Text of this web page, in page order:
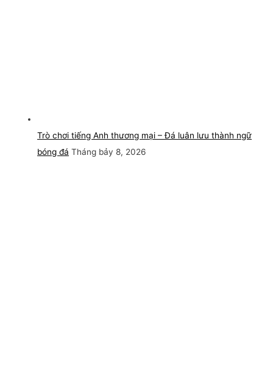
Trò chơi tiếng Anh thương mại – Đá luân lưu thành ngữ
bóng đá Tháng bảy 8, 2026